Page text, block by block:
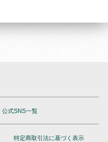
公式SNS一覧
特定商取引法に基づく表示